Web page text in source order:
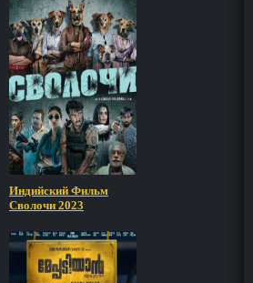
Индийский Фильм
Сволочи 2023